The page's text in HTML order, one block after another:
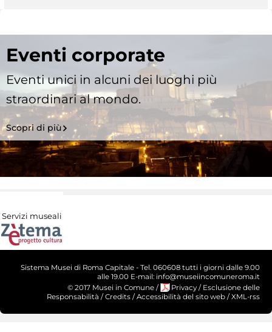
Eventi corporate
Eventi unici in alcuni dei luoghi più
straordinari al mondo.
Scopri di più
Servizi museali
Sistema Musei di Roma Capitale - Tel. 060608 tutti i giorni dalle 9.00
alle 19.00 E-mail: info@museiincomuneroma.it
© 2017 Musei in Comune / Privacy / Esclusione delle
Responsabilità / Credits / Accessibilità del sito web / XML-rss